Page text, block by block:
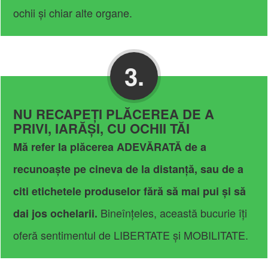
ochii și chiar alte organe.
3.
NU RECAPEȚI PLĂCEREA DE A
PRIVI, IARĂȘI, CU OCHII TĂI
Mă refer la plăcerea ADEVĂRATĂ de a
recunoaște pe cineva de la distanță, sau de a
citi etichetele produselor fără să mai pui și să
dai jos ochelarii. Bineînțeles, această bucurie îți
oferă sentimentul de LIBERTATE și MOBILITATE.